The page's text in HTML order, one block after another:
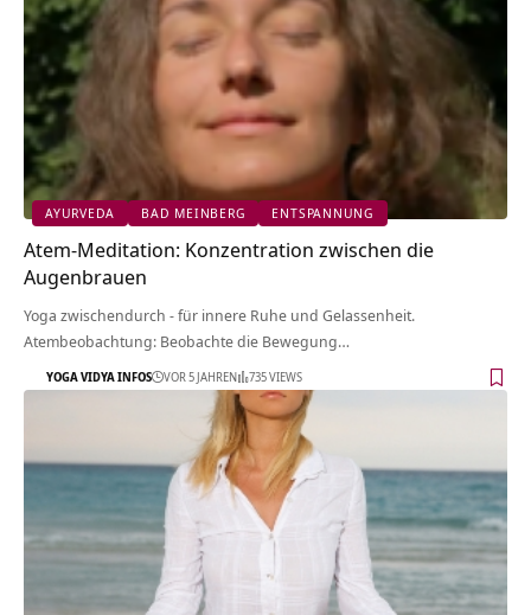
AYURVEDA BAD MEINBERG ENTSPANNUNG
Atem-Meditation: Konzentration zwischen die
Augenbrauen
Yoga zwischendurch - für innere Ruhe und Gelassenheit.
Atembeobachtung: Beobachte die Bewegung…
YOGA VIDYA INFOS VOR 5 JAHREN 735 VIEWS